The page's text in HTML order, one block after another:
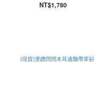
NT$1,780